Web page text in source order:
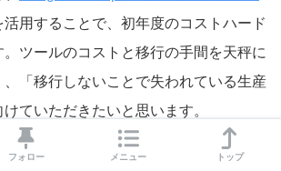
活用することで、初年度のコストハード
。ツールのコストと移行の手間を天秤に
「移行しないことで失われている生産
ていただきたいと思います。
フォロー メニュー トップ